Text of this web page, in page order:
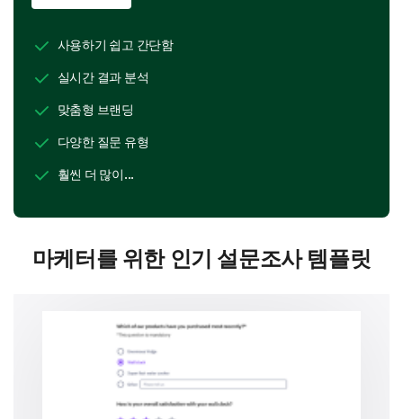
사용하기 쉽고 간단함
실시간 결과 분석
맞춤형 브랜딩
다양한 질문 유형
훨씬 더 많이...
마케터를 위한 인기 설문조사 템플릿